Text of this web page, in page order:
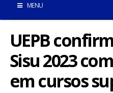
MENU
INÍCIO
POMBAL E REGIÃO
UEPB
Sisu 2023
em cursos